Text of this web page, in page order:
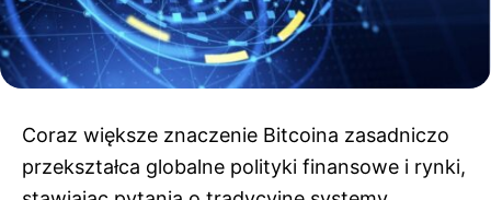
Coraz większe znaczenie Bitcoina zasadniczo
przekształca globalne polityki finansowe i rynki,